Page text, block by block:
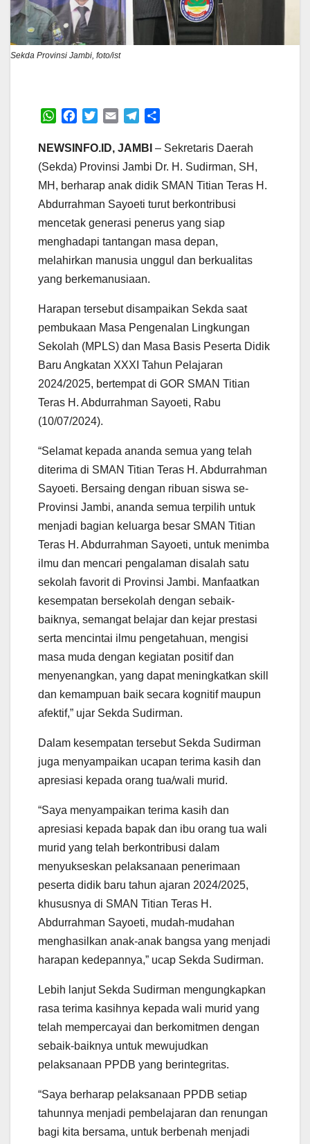
Sekda Provinsi Jambi, foto/ist
W
a
t
A
p
p
c
e
o
o
k
i
e
r
a
i
l
e
r
a
m
a
r
NEWSINFO.ID, JAMBI – Sekretaris Daerah
(Sekda) Provinsi Jambi Dr. H. Sudirman, SH,
MH, berharap anak didik SMAN Titian Teras H.
Abdurrahman Sayoeti turut berkontribusi
mencetak generasi penerus yang siap
menghadapi tantangan masa depan,
melahirkan manusia unggul dan berkualitas
yang berkemanusiaan.
Harapan tersebut disampaikan Sekda saat
pembukaan Masa Pengenalan Lingkungan
Sekolah (MPLS) dan Masa Basis Peserta Didik
Baru Angkatan XXXI Tahun Pelajaran
2024/2025, bertempat di GOR SMAN Titian
Teras H. Abdurrahman Sayoeti, Rabu
(10/07/2024).
“Selamat kepada ananda semua yang telah
diterima di SMAN Titian Teras H. Abdurrahman
Sayoeti. Bersaing dengan ribuan siswa se-
Provinsi Jambi, ananda semua terpilih untuk
menjadi bagian keluarga besar SMAN Titian
Teras H. Abdurrahman Sayoeti, untuk menimba
ilmu dan mencari pengalaman disalah satu
sekolah favorit di Provinsi Jambi. Manfaatkan
kesempatan bersekolah dengan sebaik-
baiknya, semangat belajar dan kejar prestasi
serta mencintai ilmu pengetahuan, mengisi
masa muda dengan kegiatan positif dan
menyenangkan, yang dapat meningkatkan skill
dan kemampuan baik secara kognitif maupun
afektif,” ujar Sekda Sudirman.
Dalam kesempatan tersebut Sekda Sudirman
juga menyampaikan ucapan terima kasih dan
apresiasi kepada orang tua/wali murid.
“Saya menyampaikan terima kasih dan
apresiasi kepada bapak dan ibu orang tua wali
murid yang telah berkontribusi dalam
menyukseskan pelaksanaan penerimaan
peserta didik baru tahun ajaran 2024/2025,
khususnya di SMAN Titian Teras H.
Abdurrahman Sayoeti, mudah-mudahan
menghasilkan anak-anak bangsa yang menjadi
harapan kedepannya,” ucap Sekda Sudirman.
Lebih lanjut Sekda Sudirman mengungkapkan
rasa terima kasihnya kepada wali murid yang
telah mempercayai dan berkomitmen dengan
sebaik-baiknya untuk mewujudkan
pelaksanaan PPDB yang berintegritas.
“Saya berharap pelaksanaan PPDB setiap
tahunnya menjadi pembelajaran dan renungan
bagi kita bersama, untuk berbenah menjadi